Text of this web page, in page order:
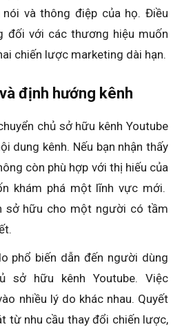
và thông điệp của họ. Điều
đối với các thương hiệu muốn
chiến lược marketing dài hạn.
định hướng kênh
chủ sở hữu kênh Youtube
dung kênh. Nếu bạn nhận thấy
còn phù hợp với thị hiếu của
khám phá một lĩnh vực mới.
sở hữu cho một người có tầm
phổ biến dẫn đến người dùng
sở hữu kênh Youtube. Việc
nhiều lý do khác nhau. Quyết
từ nhu cầu thay đổi chiến lược,